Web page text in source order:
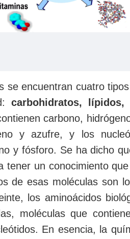
se encuentran cuatro
carbohidratos,
carbono,
y azufre, y los
y fósforo. Se ha dicho
tener un conocimiento
de esas moléculas son
los aminoácidos
moléculas que
En esencia, la